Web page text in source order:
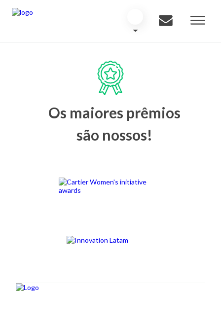
Os maiores prêmios
são nossos!